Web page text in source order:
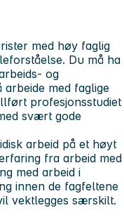
med høy faglig
Du må ha
og
arbeide med faglige
profesjonsstudiet
svært gode
arbeid på et høyt
fra arbeid med
med arbeid i
innen de fagfeltene
vektlegges særskilt.